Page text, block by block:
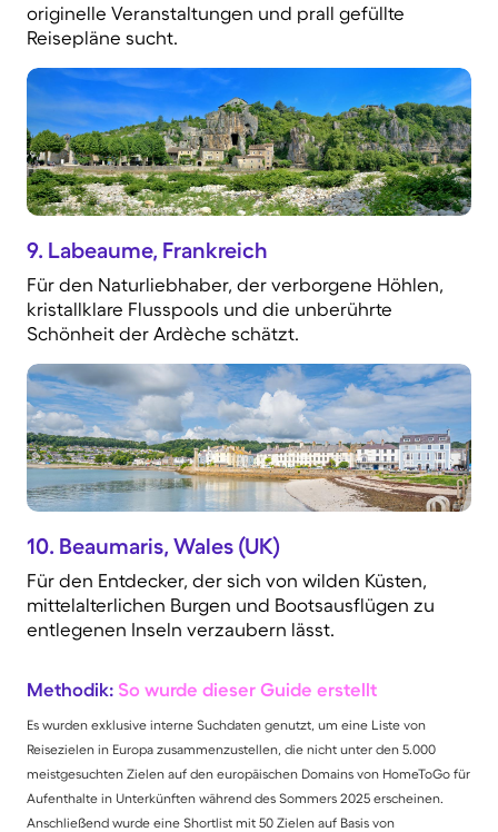
originelle Veranstaltungen und prall gefüllte
Reisepläne sucht.
9. Labeaume, Frankreich
Für den Naturliebhaber, der verborgene Höhlen,
kristallklare Flusspools und die unberührte
Schönheit der Ardèche schätzt.
10. Beaumaris, Wales (UK)
Für den Entdecker, der sich von wilden Küsten,
mittelalterlichen Burgen und Bootsausflügen zu
entlegenen Inseln verzaubern lässt.
Methodik: So wurde dieser Guide erstellt
Es wurden exklusive interne Suchdaten genutzt, um eine Liste von
Reisezielen in Europa zusammenzustellen, die nicht unter den 5.000
meistgesuchten Zielen auf den europäischen Domains von HomeToGo für
Aufenthalte in Unterkünften während des Sommers 2025 erscheinen.
Anschließend wurde eine Shortlist mit 50 Zielen auf Basis von